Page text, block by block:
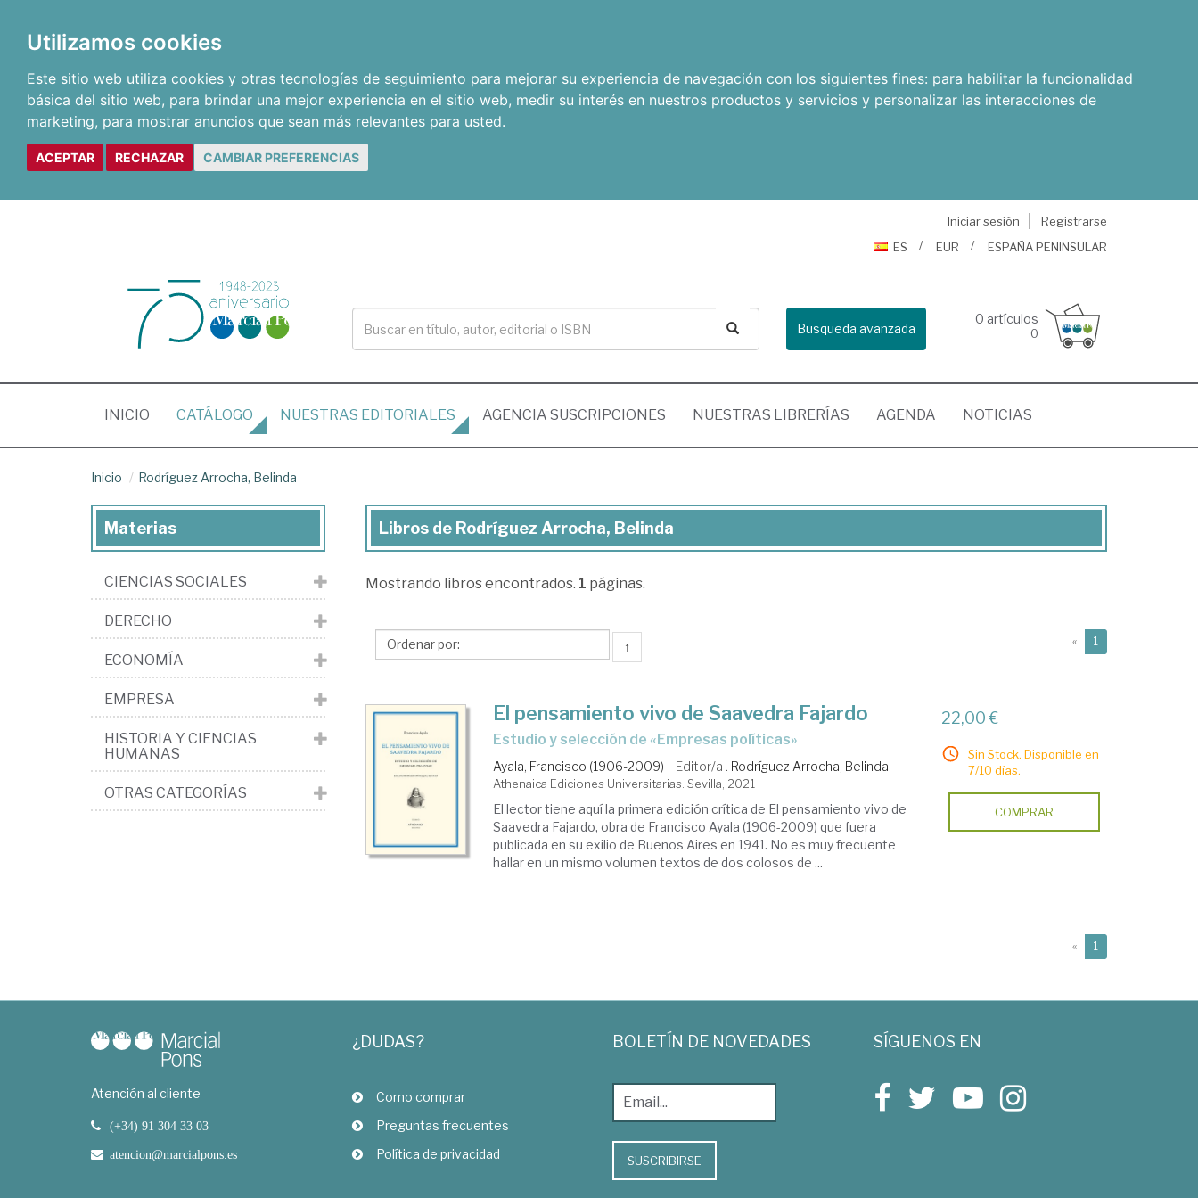
Utilizamos cookies
Este sitio web utiliza cookies y otras tecnologías de seguimiento para mejorar su experiencia de navegación con los siguientes fines: para habilitar la funcionalidad
básica del sitio web, para brindar una mejor experiencia en el sitio web, medir su interés en nuestros productos y servicios y personalizar las interacciones de
marketing, para mostrar anuncios que sean más relevantes para usted.
ACEPTAR RECHAZAR CAMBIAR PREFERENCIAS
Iniciar sesión
Registrarse
ES
EUR ESPAÑA PENINSULAR
Busqueda avanzada
0 artículos
0
INICIO (CURRENT)
CATÁLOGO NUESTRAS EDITORIALES AGENCIA SUSCRIPCIONES NUESTRAS LIBRERÍAS AGENDA NOTICIAS
Inicio Rodríguez Arrocha, Belinda
Libros
Rodríguez
Belinda
Libros de Rodríguez Arrocha, Belinda
Mostrando libros encontrados. 1 páginas.
↑ « 1
El pensamiento vivo de Saavedra Fajardo
estudio y selección de «Empresas políticas»
Ayala, Francisco (1906-2009) Editor/a . Rodríguez Arrocha, Belinda
Athenaica Ediciones Universitarias. Sevilla, 2021
El lector tiene aquí la primera edición crítica de El pensamiento vivo de
Saavedra Fajardo, obra de Francisco Ayala (1906-2009) que fuera
publicada en su exilio de Buenos Aires en 1941. No es muy frecuente
hallar en un mismo volumen textos de dos colosos de ...
22,00 €
Sin Stock. Disponible en
7/10 días.
COMPRAR
« 1
Materias
CIENCIAS SOCIALES
DERECHO
ECONOMÍA
EMPRESA
HISTORIA Y CIENCIAS
HUMANAS
OTRAS CATEGORÍAS
Atención al cliente
(+34) 91 304 33 03
atencion@marcialpons.es
¿DUDAS?
Como comprar
Preguntas frecuentes
Política de privacidad
BOLETÍN DE NOVEDADES
SUSCRIBIRSE
SÍGUENOS EN